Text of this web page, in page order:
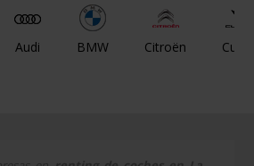
Audi BMW Citroën